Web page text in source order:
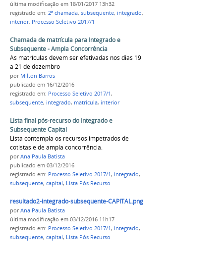
última modificação em 18/01/2017 13h32
registrado em: 2ª chamada, subsequente, integrado,
interior, Processo Seletivo 2017/1
Chamada de matrícula para Integrado e
Subsequente - Ampla Concorrência
As matrículas devem ser efetivadas nos dias 19
a 21 de dezembro
por Milton Barros
publicado em 16/12/2016
registrado em: Processo Seletivo 2017/1,
subsequente, integrado, matrícula, interior
Lista final pós-recurso do Integrado e
Subsequente Capital
Lista contempla os recursos impetrados de
cotistas e de ampla concorrência.
porAna Paula Batista
publicado em 03/12/2016
registrado em: Processo Seletivo 2017/1, integrado,
subsequente, capital, Lista Pós Recurso
resultado2-integrado-subsequente-CAPITAL.png
porAna Paula Batista
última modificação em 03/12/2016 11h17
registrado em: Processo Seletivo 2017/1, integrado,
subsequente, capital, Lista Pós Recurso